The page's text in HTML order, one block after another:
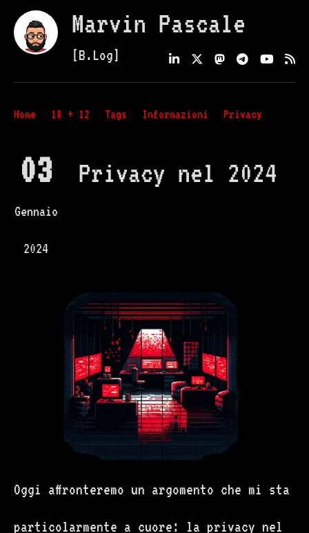
Marvin Pascale
[B.Log]
Home 18 + 12 Tags Informazioni Privacy
03
Gennaio
2024
Privacy nel 2024
Oggi affronteremo un argomento che mi sta
particolarmente a cuore: la privacy nel